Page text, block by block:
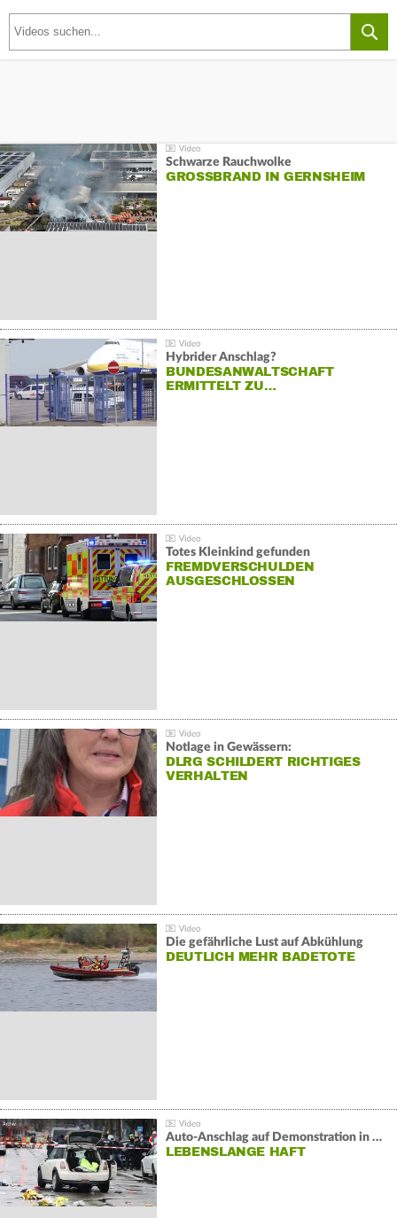
Schwarze Rauchwolke
GROSSBRAND IN GERNSHEIM
Hybrider Anschlag?
BUNDESANWALTSCHAFT
ERMITTELT ZU…
Totes Kleinkind gefunden
FREMDVERSCHULDEN
AUSGESCHLOSSEN
Notlage in Gewässern:
DLRG SCHILDERT RICHTIGES
VERHALTEN
Die gefährliche Lust auf Abkühlung
DEUTLICH MEHR BADETOTE
Auto-Anschlag auf Demonstration in München:
LEBENSLANGE HAFT